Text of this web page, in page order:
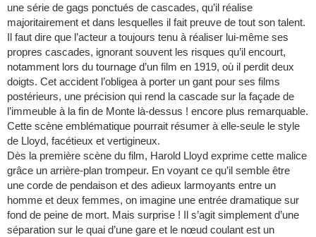
une série de gags ponctués de cascades, qu’il réalise
majoritairement et dans lesquelles il fait preuve de tout son talent.
Il faut dire que l’acteur a toujours tenu à réaliser lui-même ses
propres cascades, ignorant souvent les risques qu’il encourt,
notamment lors du tournage d’un film en 1919, où il perdit deux
doigts. Cet accident l’obligea à porter un gant pour ses films
postérieurs, une précision qui rend la cascade sur la façade de
l’immeuble à la fin de Monte là-dessus ! encore plus remarquable.
Cette scène emblématique pourrait résumer à elle-seule le style
de Lloyd, facétieux et vertigineux.
Dès la première scène du film, Harold Lloyd exprime cette malice
grâce un arrière-plan trompeur. En voyant ce qu’il semble être
une corde de pendaison et des adieux larmoyants entre un
homme et deux femmes, on imagine une entrée dramatique sur
fond de peine de mort. Mais surprise ! Il s’agit simplement d’une
séparation sur le quai d’une gare et le nœud coulant est un